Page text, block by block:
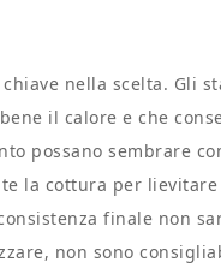
nella scelta. Gli
il calore e che
possano sembrare
la cottura per
finale non
non sono